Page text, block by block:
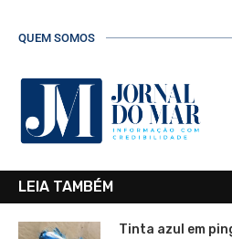
QUEM SOMOS
R. Manoel de Matos Pereira, 40 -
Telefone: (51) 3664-4188
LEIA TAMBÉM
Tinta azul em